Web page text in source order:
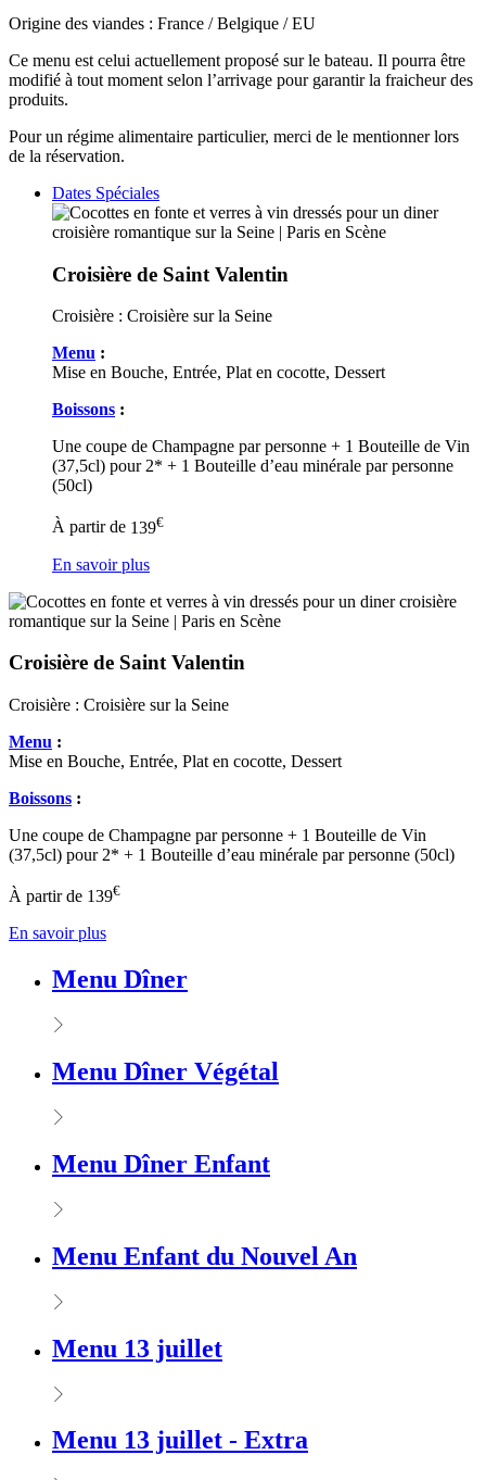
Origine des viandes : France / Belgique / EU
Ce menu est celui actuellement proposé sur le bateau. Il pourra être
modifié à tout moment selon l’arrivage pour garantir la fraicheur des
produits.
Pour un régime alimentaire particulier, merci de le mentionner lors
de la réservation.
Dates Spéciales
Croisière de Saint Valentin
Croisière : Croisière sur la Seine
Menu :
Mise en Bouche, Entrée, Plat en cocotte, Dessert
Boissons :
Une coupe de Champagne par personne + 1 Bouteille de Vin
(37,5cl) pour 2* + 1 Bouteille d’eau minérale par personne
(50cl)
À partir de 139€
En savoir plus
Croisière de Saint Valentin
Croisière : Croisière sur la Seine
Menu :
Mise en Bouche, Entrée, Plat en cocotte, Dessert
Boissons :
Une coupe de Champagne par personne + 1 Bouteille de Vin
(37,5cl) pour 2* + 1 Bouteille d’eau minérale par personne (50cl)
À partir de 139€
En savoir plus
Menu Dîner
Menu Dîner Végétal
Menu Dîner Enfant
Menu Enfant du Nouvel An
Menu 13 juillet
Menu 13 juillet - Extra